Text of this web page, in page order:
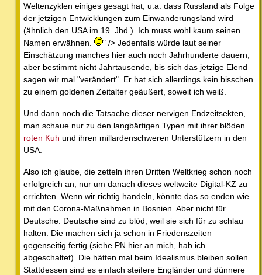
Weltenzyklen einiges gesagt hat, u.a. dass Russland als Folge
der jetzigen Entwicklungen zum Einwanderungsland wird
(ähnlich den USA im 19. Jhd.). Ich muss wohl kaum seinen
Namen erwähnen.
" /> Jedenfalls würde laut seiner
Einschätzung manches hier auch noch Jahrhunderte dauern,
aber bestimmt nicht Jahrtausende, bis sich das jetzige Elend
sagen wir mal "verändert". Er hat sich allerdings kein bisschen
zu einem goldenen Zeitalter geäußert, soweit ich weiß.
Und dann noch die Tatsache dieser nervigen Endzeitsekten,
man schaue nur zu den langbärtigen Typen mit ihrer blöden
roten Kuh und ihren millardenschweren Unterstützern in den
USA.
Also ich glaube, die zetteln ihren Dritten Weltkrieg schon noch
erfolgreich an, nur um danach dieses weltweite Digital-KZ zu
errichten. Wenn wir richtig handeln, könnte das so enden wie
mit den Corona-Maßnahmen in Bosnien. Aber nicht für
Deutsche. Deutsche sind zu blöd, weil sie sich für zu schlau
halten. Die machen sich ja schon in Friedenszeiten
gegenseitig fertig (siehe PN hier an mich, hab ich
abgeschaltet). Die hätten mal beim Idealismus bleiben sollen.
Stattdessen sind es einfach steifere Engländer und dünnere